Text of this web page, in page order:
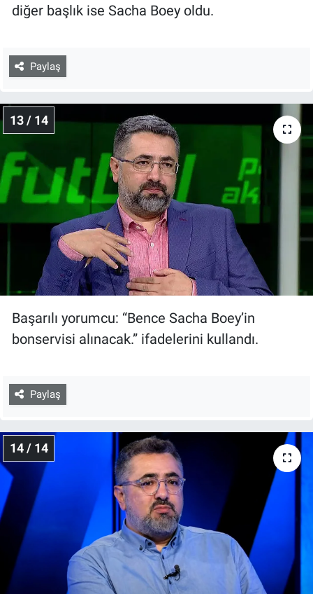
diğer başlık ise Sacha Boey oldu.
Paylaş
13 / 14
Başarılı yorumcu: “Bence Sacha Boey’in
bonservisi alınacak.” ifadelerini kullandı.
Paylaş
14 / 14